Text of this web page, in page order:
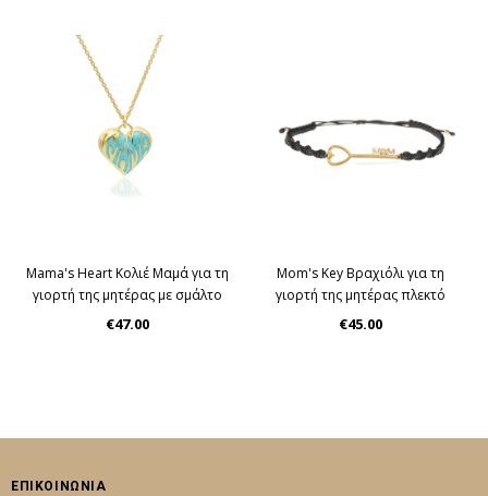
Mama's Heart Kολιέ Μαμά για τη
γιορτή της μητέρας με σμάλτο
€47.00
Mom's Key Βραχιόλι για τη
γιορτή της μητέρας πλεκτό
€45.00
ΕΠΙΚΟΙΝΩΝΙΑ